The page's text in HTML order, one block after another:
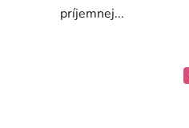
príjemnej...